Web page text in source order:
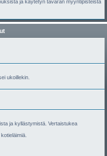
ja käytetyn tavaran myyntipisteistä
ukoillekin.
ja kyllästymistä. Vertaistukea